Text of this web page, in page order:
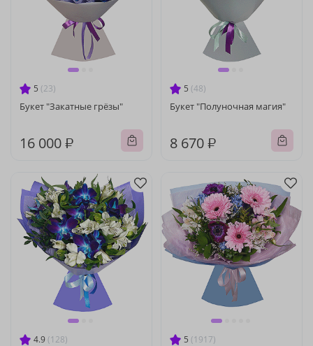
5 (23)
Букет "Закатные грёзы"
16 000 ₽
5 (48)
Букет "Полуночная магия"
8 670 ₽
4.9 (128) 5 (1917)